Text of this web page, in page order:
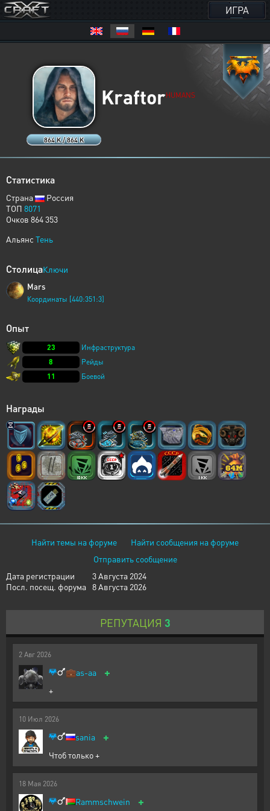
ИГРА
864 K / 864 K
KraftorHUMANS
Статистика
Страна
Россия
ТОП 8071
Очков 864 353
Альянс Тень
СтолицаКлючи
Mars
Координаты [440:351:3]
Опыт
23
Инфраструктура
8
Рейды
11
Боевой
Награды
Найти темы на форуме
Найти сообщения на форуме
Отправить сообщение
Дата регистрации
3 Августа 2024
Посл. посещ. форума 8 Августа 2026
РЕПУТАЦИЯ 3
2 Авг 2026
💼as-aa +
+
10 Июл 2026
sania +
Чтоб только +
18 Мая 2026
Rammschwein +